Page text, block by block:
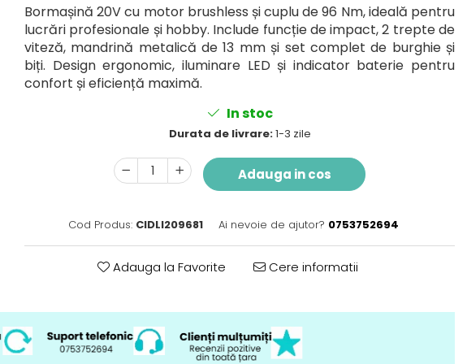
Bormașină 20V cu motor brushless și cuplu de 96 Nm, ideală pentru
lucrări profesionale și hobby. Include funcție de impact, 2 trepte de
viteză, mandrină metalică de 13 mm și set complet de burghie și
biți. Design ergonomic, iluminare LED și indicator baterie pentru
confort și eficiență maximă.
In stoc
Durata de livrare:1-3 zile
Adauga in cos
Cod Produs: CIDLI209681 Ai nevoie de ajutor? 0753752694
Adauga la Favorite Cere informatii